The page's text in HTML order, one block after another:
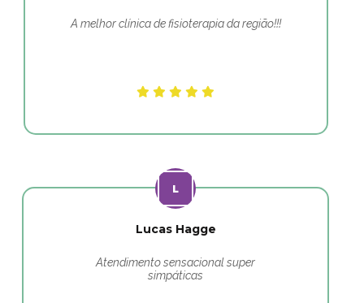
A melhor clínica de fisioterapia da região!!!
Lucas Hagge
Atendimento sensacional super
simpáticas